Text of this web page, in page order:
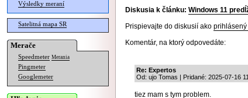
Výsledky meraní
Satelitná mapa SR
Merače
Speedmeter Merania
Pingmeter
Googlemeter
Diskusia k článku: Windows 11
Prispievajte do diskusií ako
Komentár, na ktorý odpovedáte:
Re: Expertos
Od: ujo Tomas | Pridané: 2025-07-16
tiez mam s tym problem.